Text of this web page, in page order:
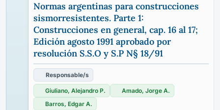
Normas argentinas para construcciones
sismorresistentes. Parte 1:
Construcciones en general, cap. 16 al 17;
Edición agosto 1991 aprobado por
resolución S.S.O y S.P N§ 18/91
Responsable/s
Giuliano, Alejandro P.
Amado, Jorge A.
Barros, Edgar A.